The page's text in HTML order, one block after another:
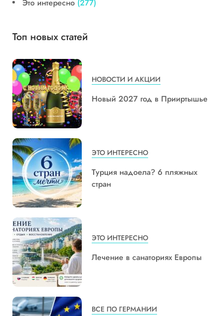
Это интересно (277)
Топ новых статей
НОВОСТИ И АКЦИИ
Новый 2027 год в Прииртышье
ЭТО ИНТЕРЕСНО
Турция надоела? 6 пляжных
стран
ЭТО ИНТЕРЕСНО
Лечение в санаториях Европы
ВСЕ ПО ГЕРМАНИИ